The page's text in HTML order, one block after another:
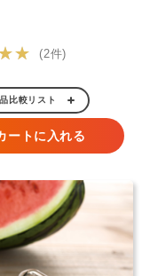
(2件)
比較リスト
ートに入れる